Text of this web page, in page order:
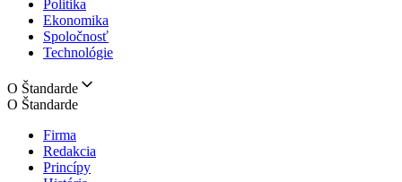
Politika
Ekonomika
Spoločnosť
Technológie
O Štandarde
O Štandarde
Firma
Redakcia
Princípy